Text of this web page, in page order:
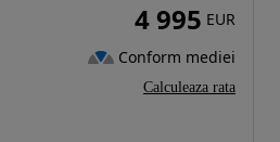
4 995 EUR
Conform mediei
Calculeaza rata